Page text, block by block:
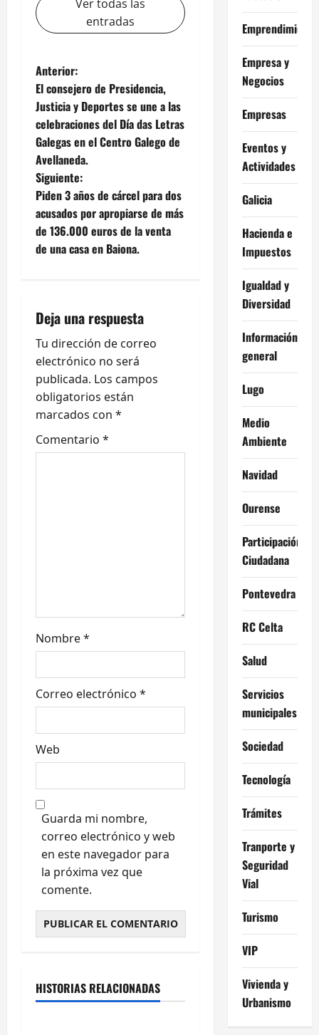
Ver todas las
entradas
N
a
v
e
g
a
c
ó
n
d
e
e
a
s
Anterior:
El consejero de Presidencia,
Justicia y Deportes se une a las
celebraciones del Día das Letras
Galegas en el Centro Galego de
Avellaneda.
Siguiente:
Piden 3 años de cárcel para dos
acusados por apropiarse de más
de 136.000 euros de la venta
de una casa en Baiona.
Deja una respuesta
Tu dirección de correo
electrónico no será
publicada. Los campos
obligatorios están
marcados con *
Comentario *
Nombre*
Correo electrónico *
Web
Guarda mi nombre,
correo electrónico y web
en este navegador para
la próxima vez que
comente.
HISTORIAS RELACIONADAS
RC Celta
Emprendimiento
Empresa y
Negocios
Empresas
Eventos y
Actividades
Galicia
Hacienda e
Impuestos
Igualdad y
Diversidad
Información
general
Lugo
Medio
Ambiente
Navidad
Ourense
Participación
Ciudadana
Pontevedra
RC Celta
Salud
Servicios
municipales
Sociedad
Tecnología
Trámites
Tranporte y
Seguridad
Vial
Turismo
VIP
Vivienda y
Urbanismo